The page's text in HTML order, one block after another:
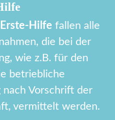
Erste-Hilfe fallen alle
die bei der
wie z.B. für den
betriebliche
nach Vorschrift der
vermittelt werden.